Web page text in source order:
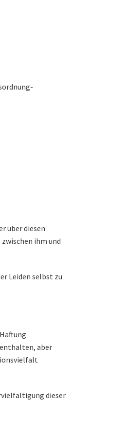
über diesen
ihm und
Leiden selbst zu
aber
dieser